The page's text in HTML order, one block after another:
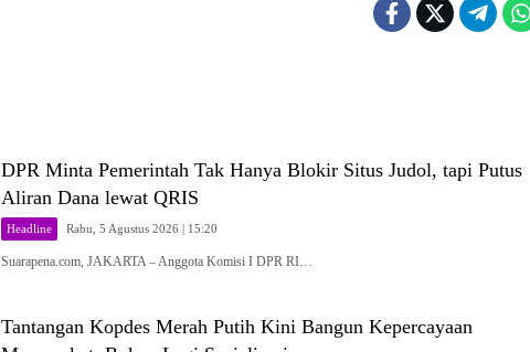
DPR Minta Pemerintah Tak Hanya Blokir Situs Judol, tapi Putus
Aliran Dana lewat QRIS
Headline Rabu, 5 Agustus 2026 | 15:20
Suarapena.com, JAKARTA – Anggota Komisi I DPR RI…
Tantangan Kopdes Merah Putih Kini Bangun Kepercayaan